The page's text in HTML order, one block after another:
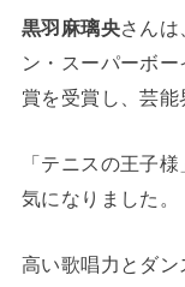
黒羽麻璃央さんは
ン・スーパーボー
賞を受賞し、芸能
「テニスの王子
気になりました。
高い歌唱力とダ